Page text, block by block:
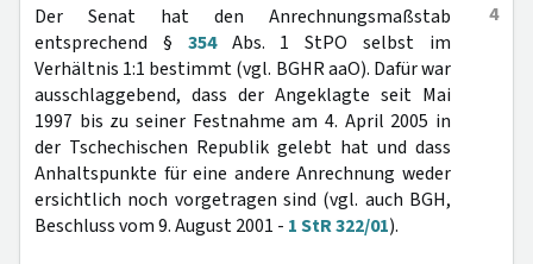
4
Der Senat hat den Anrechnungsmaßstab
entsprechend § 354Abs. 1 StPO selbst im
Verhältnis 1:1 bestimmt (vgl. BGHR aaO). Dafür war
ausschlaggebend, dass der Angeklagte seit Mai
1997 bis zu seiner Festnahme am 4. April 2005 in
der Tschechischen Republik gelebt hat und dass
Anhaltspunkte für eine andere Anrechnung weder
ersichtlich noch vorgetragen sind (vgl. auch BGH,
Beschluss vom 9. August 2001 - 1 StR 322/01).